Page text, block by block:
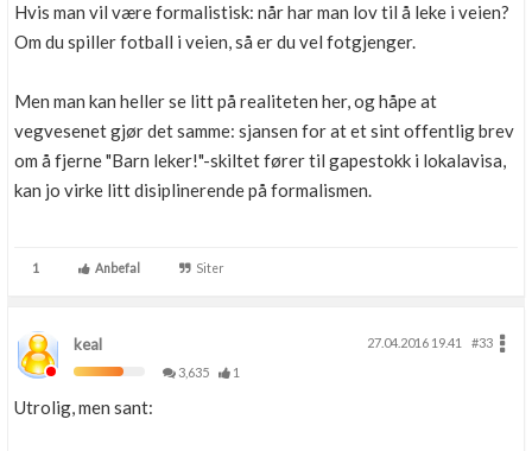
Hvis man vil være formalistisk: når har man lov til å leke i veien?
Om du spiller fotball i veien, så er du vel fotgjenger.
Men man kan heller se litt på realiteten her, og håpe at
vegvesenet gjør det samme: sjansen for at et sint offentlig brev
om å fjerne "Barn leker!"-skiltet fører til gapestokk i lokalavisa,
kan jo virke litt disiplinerende på formalismen.
1 Anbefal Siter
keal 27.04.2016 19.41
#33
3,635
1
Utrolig, men sant: